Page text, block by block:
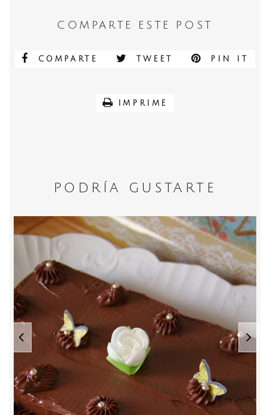
COMPARTE ESTE POST
COMPARTE TWEET PIN IT
IMPRIME
PODRÍA GUSTARTE